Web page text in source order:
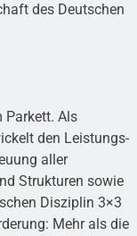
des Deutschen
Parkett. Als
den Leistungs-
aller
Strukturen sowie
Disziplin 3×3
Mehr als die